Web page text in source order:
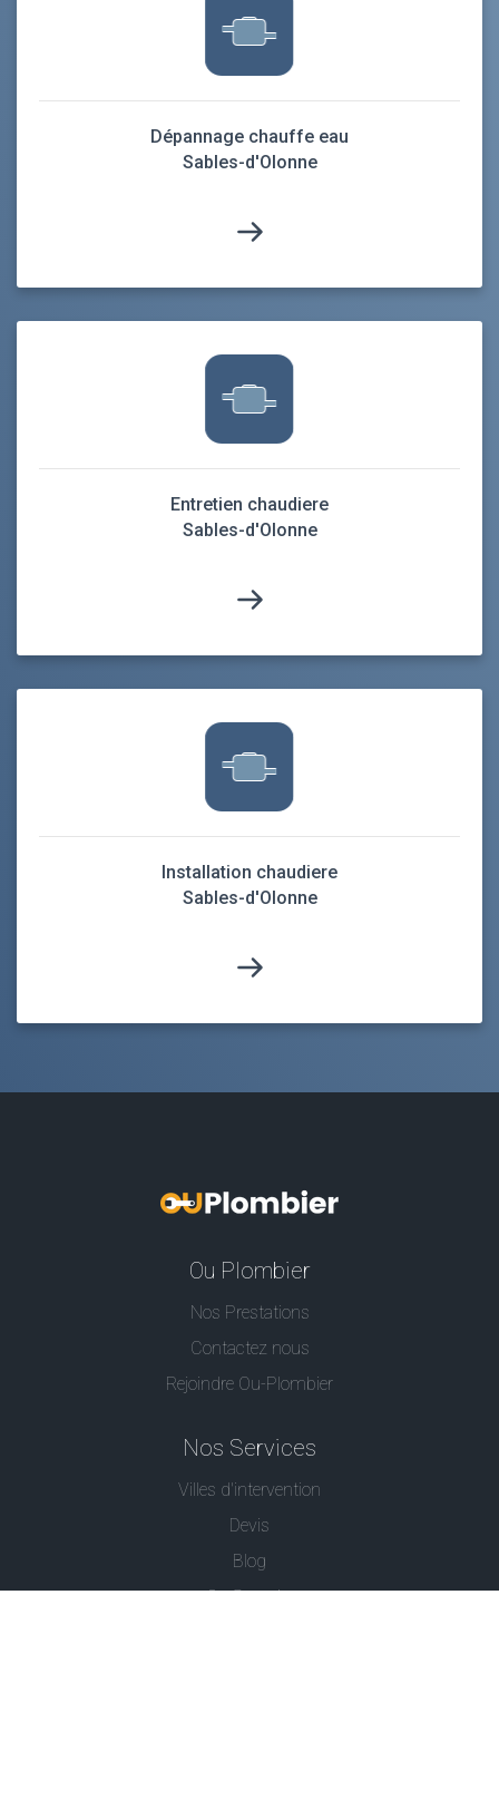
Dépannage chauffe eau
Sables-d'Olonne
Entretien chaudiere
Sables-d'Olonne
Installation chaudiere
Sables-d'Olonne
Ou Plombier
Nos Prestations
Contactez nous
Rejoindre Ou-Plombier
Nos Services
Villes d'intervention
Devis
Blog
Ou Serrurier